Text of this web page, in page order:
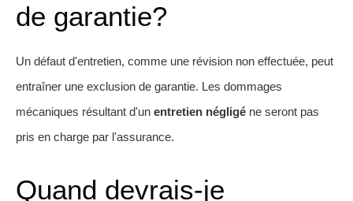
de garantie?
Un défaut d'entretien, comme une révision non effectuée, peut
entraîner une exclusion de garantie. Les dommages
mécaniques résultant d'un entretien négligé ne seront pas
pris en charge par l'assurance.
Quand devrais-je